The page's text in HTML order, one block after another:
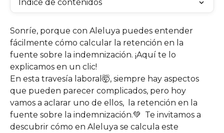
Índice de contenidos
Sonríe, porque con Aleluya puedes entender
fácilmente cómo calcular la retención en la
fuente sobre la indemnización. ¡Aquí te lo
explicamos en un clic!
En esta travesía laboral🤯, siempre hay aspectos
que pueden parecer complicados, pero hoy
vamos a aclarar uno de ellos,  la retención en la
fuente sobre la indemnización.💚  Te invitamos a
descubrir cómo en Aleluya se calcula este